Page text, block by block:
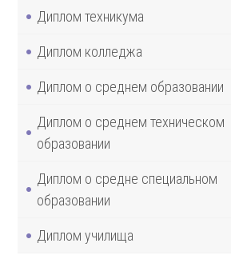
Диплом техникума
Диплом колледжа
Диплом о среднем образовании
Диплом о среднем техническом
образовании
Диплом о средне специальном
образовании
Диплом училища